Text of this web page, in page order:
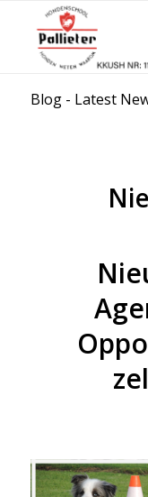
Blog - Latest